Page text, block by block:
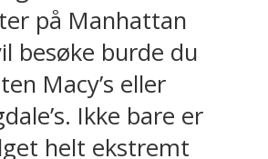
på Manhattan
besøke burde du
Macy’s eller
Ikke bare er
helt ekstremt